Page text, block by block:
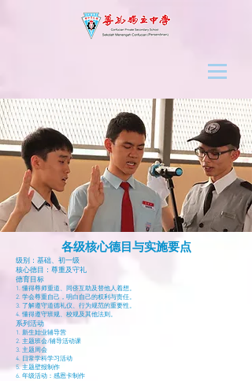
各级核心德目与实施要点
级别：基础、初一级
核心德目：尊重及守礼
德育目标
1. 懂得尊师重道、同侪互助及替他人着想。
2. 学会尊重自己，明白自己的权利与责任。
3. 了解遵守道德礼仪、行为规范的重要性。
4. 懂得遵守班规、校规及其他法则。
系列活动
1. 新生始业辅导营
2. 主题班会/辅导活动课
3. 主题周会
4. 日常学科学习活动
5. 主题壁报制作
6. 年级活动：感恩卡制作